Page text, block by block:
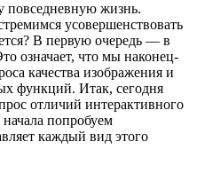
повседневную жизнь.
усовершенствовать
В первую очередь — в
означает, что мы наконец-
качества изображения и
функций. Итак, сегодня
отличий интерактивного
попробуем
каждый вид этого